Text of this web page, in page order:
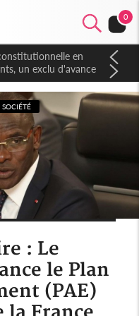
0
en
un exclu d'avance
SOCIÉTÉ
: Le
le Plan
(PAE)